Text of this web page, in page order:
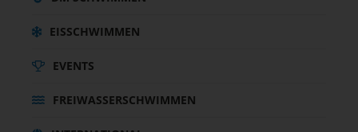
EISSCHWIMMEN
EVENTS
FREIWASSERSCHWIMMEN